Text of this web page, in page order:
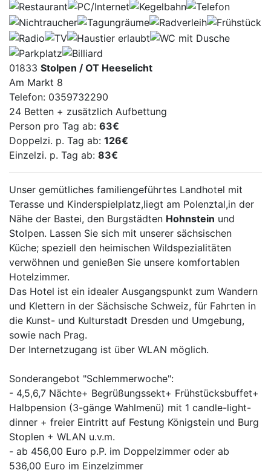
Facebook-Buttons, beispielsweise den
„Gefällt mir“-Button, oder gibt die
betroffene Person einen Kommentar ab,
ordnet Facebook diese Information dem
persönlichen Facebook-Benutzerkonto der
betroffenen Person zu und speichert diese
personenbezogenen Daten.
Facebook erhält über die Facebook-
Komponente immer dann eine Information
darüber, dass die betroffene Person unsere
Internetseite besucht hat, wenn die
Aufrufs unserer Internetseite gleichzeitig
bei Facebook eingeloggt ist; dies findet
unabhängig davon statt, ob die betroffene
Person die Facebook-Komponente anklickt
oder nicht. Ist eine derartige Übermittlung
dieser Informationen an Facebook von der
betroffenen Person nicht gewollt, kann
diese die Übermittlung dadurch verhindern,
dass sie sich vor einem Aufruf unserer
Internetseite aus ihrem Facebook-Account
ausloggt.
Datenrichtlinie, die unter https://de-
de.facebook.com/about/privacy/ abrufbar
ist, gibt Aufschluss über die Erhebung,
Verarbeitung und Nutzung
personenbezogener Daten durch
Facebook. Ferner wird dort erläutert,
welche Einstellungsmöglichkeiten
01833 Stolpen / OT Heeselicht
Am Markt 8
Telefon: 0359732290
24 Betten + zusätzlich Aufbettung
Person pro Tag ab: 63€
Doppelzi. p. Tag ab: 126€
Einzelzi. p. Tag ab: 83€
Unser gemütliches familiengeführtes Landhotel mit
Terasse und Kinderspielplatz,liegt am Polenztal,in der
Nähe der Bastei, den Burgstädten Hohnstein und
Stolpen. Lassen Sie sich mit unserer sächsischen
Küche; speziell den heimischen Wildspezialitäten
verwöhnen und genießen Sie unsere komfortablen
Hotelzimmer.
Das Hotel ist ein idealer Ausgangspunkt zum Wandern
und Klettern in der Sächsische Schweiz, für Fahrten in
die Kunst- und Kulturstadt Dresden und Umgebung,
sowie nach Prag.
Der Internetzugang ist über WLAN möglich.
Sonderangebot "Schlemmerwoche":
- 4,5,6,7 Nächte+ Begrüßungssekt+ Frühstücksbuffet+
Halbpension (3-gänge Wahlmenü) mit 1 candle-light-
dinner + freier Eintritt auf Festung Königstein und Burg
Stoplen + WLAN u.v.m.
- ab 456,00 Euro p.P. im Doppelzimmer oder ab
536,00 Euro im Einzelzimmer